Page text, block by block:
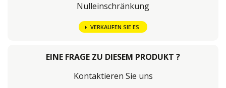
Nulleinschränkung
VERKAUFEN SIE ES
EINE FRAGE ZU DIESEM PRODUKT ?
Kontaktieren Sie uns